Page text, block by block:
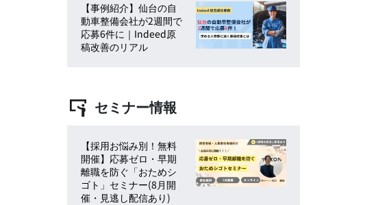
【事例紹介】仙台の自
動車整備会社が2週間で
応募6件に｜Indeed原
稿改善のリアル
セミナー情報
【採用お悩み別！無料
開催】応募ゼロ・早期
離職を防ぐ「おためシ
ゴト」セミナー(8月開
催・見逃し配信あり)